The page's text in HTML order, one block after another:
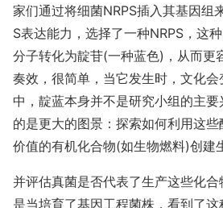
家们通过将细菌NRPS插入其基因组
S表达能力，选择了一种NRPS，这
分子转化为靛苷(一种蓝色)，从而更
奏效，很简单，当它发生时，文化
中，靛蓝本身并不是研究小组的主
的是更大的图景：探索如何利用这
价值的有机化合物(如生物燃料)创建
并评估真菌是否代表了生产这些化
是当培育了基因工程菌株，看到了